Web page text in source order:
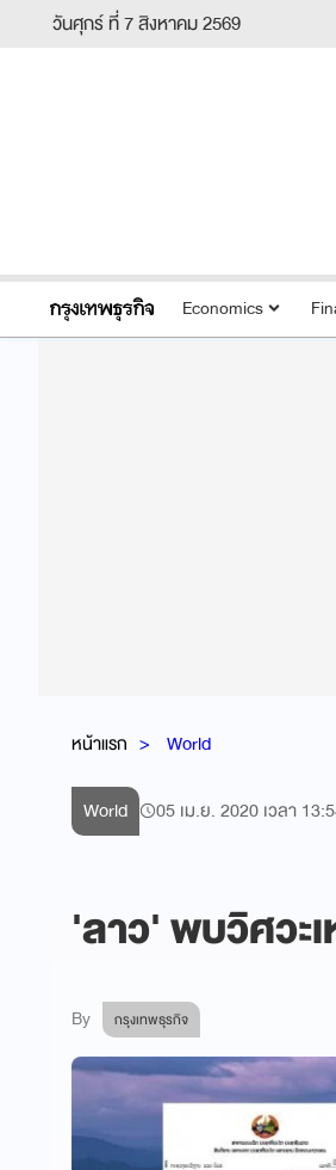
วันศุกร์ ที่ 7 สิงหาคม 2569
Economics
หน้าแรก World
World 05 เม.ย. 2020 เวลา
'ลาว' พบวิศวะ
By กรุงเทพธุรกิจ